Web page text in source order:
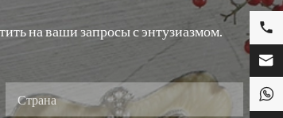
на ваши запросы с энтузиазмом.


